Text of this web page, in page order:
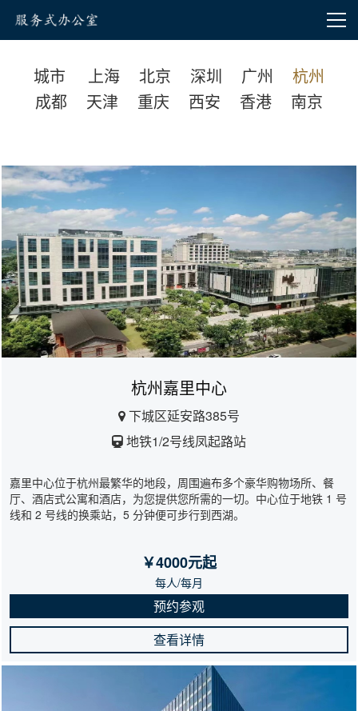
城市 上海 北京 深圳 广州
杭州
成都
天津 重庆 西安 香港 南京
杭州嘉里中心
下城区延安路385号
地铁1/2号线凤起路站
嘉里中心位于杭州最繁华的地段，周围遍布多个豪华购物场所、餐
厅、酒店式公寓和酒店，为您提供您所需的一切。中心位于地铁 1 号
线和 2 号线的换乘站，5 分钟便可步行到西湖。
￥4000元起
每人/每月
预约参观
查看详情